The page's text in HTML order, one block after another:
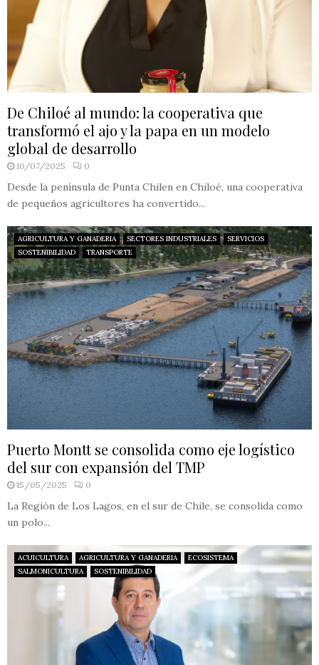
De Chiloé al mundo: la cooperativa que
transformó el ajo y la papa en un modelo
global de desarrollo
10/07/2025 0
Desde la península de Punta Chilen en Chiloé, una cooperativa
de pequeños agricultores ha convertido...
AGRICULTURA Y GANADERIA SECTORES INDUSTRIALES
SERVICIOS
SOSTENIBILIDAD
TRANSPORTE
Puerto Montt se consolida como eje logístico
del sur con expansión del TMP
15/05/2025 0
La Región de Los Lagos, en el sur de Chile, se consolida como
un polo...
ACUICULTURA AGRICULTURA Y GANADERIA
ECOSISTEMA
SALMONICULTURA
SOSTENIBILIDAD